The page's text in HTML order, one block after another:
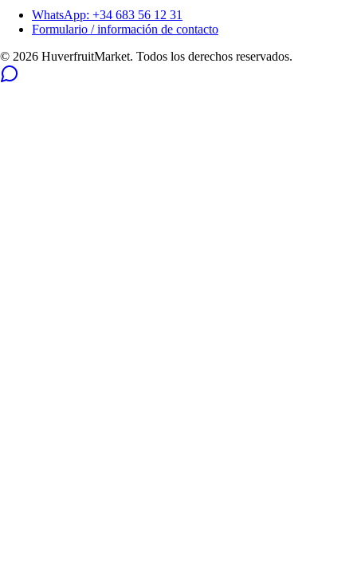
WhatsApp: +34 683 56 12 31
Formulario / información de contacto
© 2026 HuverfruitMarket. Todos los derechos reservados.